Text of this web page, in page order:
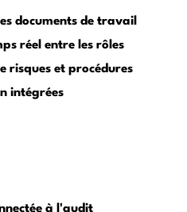
documents de travail
réel entre les rôles
risques et procédures
intégrées
à l'audit